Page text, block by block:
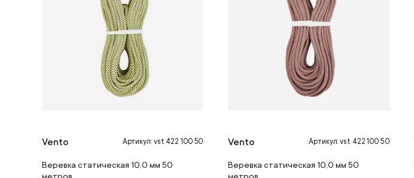
Vento Артикул: vst 422 100 50
Веревка статическая 10,0 мм 50
Vento Артикул: vst 422 100 50
Веревка статическая 10,0 мм 50